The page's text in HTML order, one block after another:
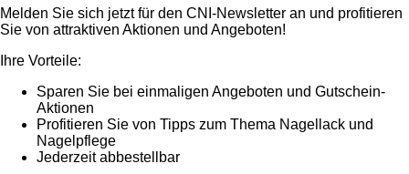
Melden Sie sich jetzt für den CNI-Newsletter an und profitieren
Sie von attraktiven Aktionen und Angeboten!
Ihre Vorteile:
Sparen Sie bei einmaligen Angeboten und Gutschein-
Aktionen
Profitieren Sie von Tipps zum Thema Nagellack und
Nagelpflege
Jederzeit abbestellbar